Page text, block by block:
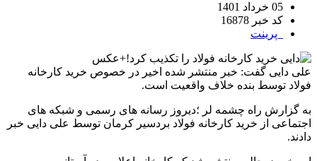
05 خرداد 1401
کد خبر 16878
پرینت
علی دایی گفت: خبر منتشر شده اخیر در خصوص خرید کارخانه
فولاد توسط بنده خلاف واقعیت است.
به گزارش راه چشمه لر ؛دیروز رسانه های رسمی و شبکه های
اجتماعی از خرید کارخانه فولاد بردسیر کرمان توسط علی دایی خبر
دادند.